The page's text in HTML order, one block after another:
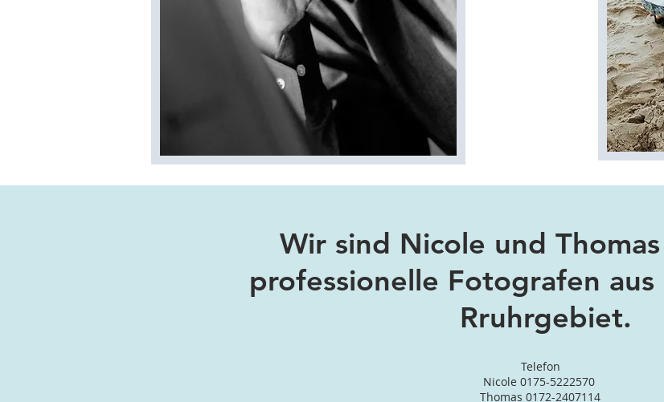
Wir sind Nicole und
professionelle Fotografen aus
Rruhrgebiet.
Telefon
Nicole 0175-5222570
Thomas 0172-2407114